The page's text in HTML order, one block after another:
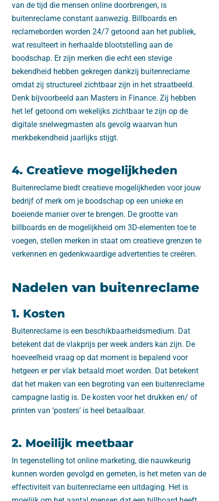
van de tijd die mensen online doorbrengen, is
buitenreclame constant aanwezig. Billboards en
reclameborden worden 24/7 getoond aan het publiek,
wat resulteert in herhaalde blootstelling aan de
boodschap. Er zijn merken die echt een stevige
bekendheid hebben gekregen dankzij buitenreclame
omdat zij structureel zichtbaar zijn in het straatbeeld.
Denk bijvoorbeeld aan Masters in Finance. Zij hebben
het lef getoond om wekelijks zichtbaar te zijn op de
digitale snelwegmasten als gevolg waarvan hun
merkbekendheid jaarlijks stijgt.
4. Creatieve mogelijkheden
Buitenreclame biedt creatieve mogelijkheden voor jouw
bedrijf of merk om je boodschap op een unieke en
boeiende manier over te brengen. De grootte van
billboards en de mogelijkheid om 3D-elementen toe te
voegen, stellen merken in staat om creatieve grenzen te
verkennen en gedenkwaardige advertenties te creëren.
Nadelen van buitenreclame
1. Kosten
Buitenreclame is een beschikbaarheidsmedium. Dat
betekent dat de vlakprijs per week anders kan zijn. De
hoeveelheid vraag op dat moment is bepalend voor
hetgeen er per vlak betaald moet worden. Dat betekent
dat het maken van een begroting van een buitenreclame
campagne lastig is. De kosten voor het drukken en/ of
printen van ‘posters’ is heel betaalbaar.
2. Moeilijk meetbaar
In tegenstelling tot online marketing, die nauwkeurig
kunnen worden gevolgd en gemeten, is het meten van de
effectiviteit van buitenreclame een uitdaging. Het is